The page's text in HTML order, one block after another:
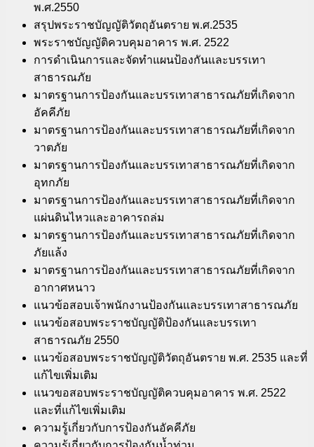
พ.ศ.2550
สรุปพระราชบัญญัติวัตถุอันตราย พ.ศ.2535
พระราชบัญญัติควบคุมอาคาร พ.ศ. 2522
การดำเนินการและจัดทำแผนป้องกันและบรรเทา
สาธารณภัย
มาตรฐานการป้องกันและบรรเทาสาธารณภัยที่เกิดจาก
อัคคีภัย
มาตรฐานการป้องกันและบรรเทาสาธารณภัยที่เกิดจาก
วาตภัย
มาตรฐานการป้องกันและบรรเทาสาธารณภัยที่เกิดจาก
อุทกภัย
มาตรฐานการป้องกันและบรรเทาสาธารณภัยที่เกิดจาก
แผ่นดินไหวและอาคารถล่ม
มาตรฐานการป้องกันและบรรเทาสาธารณภัยที่เกิดจาก
ภัยแล้ง
มาตรฐานการป้องกันและบรรเทาสาธารณภัยที่เกิดจาก
อากาศหนาว
แนวข้อสอบเจ้าพนักงานป้องกันและบรรเทาสาธารณภัย
แนวข้อสอบพระราชบัญญัติป้องกันและบรรเทา
สาธารณภัย 2550
แนวข้อสอบพระราชบัญญัติวัตถุอันตราย พ.ศ. 2535 และที่
แก้ไขเพิ่มเติม
แนวขอสอบพระราชบัญญัติควบคุมอาคาร พ.ศ. 2522
และที่แก้ไขเพิ่มเติม
ความรู้เกี่ยวกับการป้องกันอัคคีภัย